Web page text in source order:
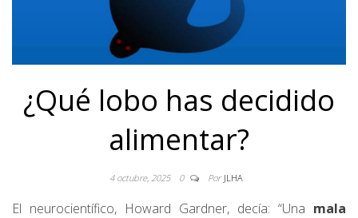
¿Qué lobo has decidido
alimentar?
4 octubre, 2025 0 Por JLHA
El neurocientífico, Howard Gardner, decía: “Una mala